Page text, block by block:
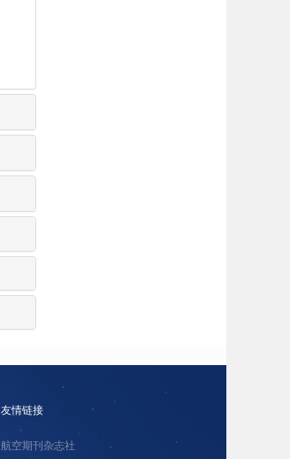
友情链接
航空期刊杂志社